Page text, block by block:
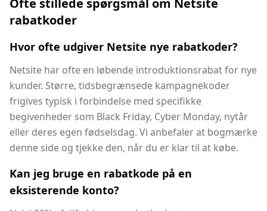
Ofte stillede spørgsmål om Netsite
rabatkoder
Hvor ofte udgiver Netsite nye rabatkoder?
Netsite har ofte en løbende introduktionsrabat for nye
kunder. Større, tidsbegrænsede kampagnekoder
frigives typisk i forbindelse med specifikke
begivenheder som Black Friday, Cyber Monday, nytår
eller deres egen fødselsdag. Vi anbefaler at bogmærke
denne side og tjekke den, når du er klar til at købe.
Kan jeg bruge en rabatkode på en
eksisterende konto?